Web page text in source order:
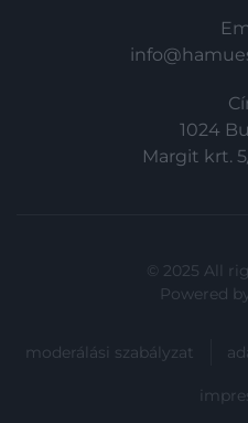
1024
Margit krt.
© 2025 All
Powered
moderálási szabályzat